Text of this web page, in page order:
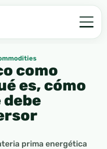
como
es, cómo
debe
prima energética